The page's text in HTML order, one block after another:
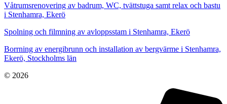
Våtrumsrenovering av badrum, WC, tvättstuga samt relax och bastu
i Stenhamra, Ekerö
Spolning och filmning av avloppsstam i Stenhamra, Ekerö
Borrning av energibrunn och installation av bergvärme i Stenhamra,
Ekerö, Stockholms län
© 2026